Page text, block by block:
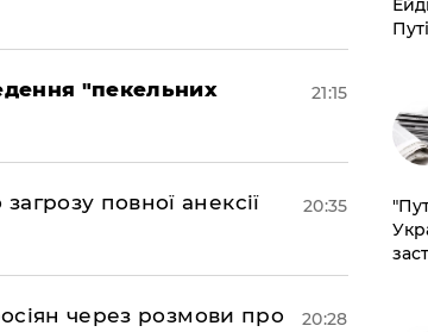
"пекельних
21:15
повної анексії
20:35
через розмови про
20:28